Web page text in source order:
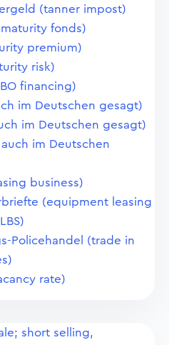
(tanner impost)
fonds)
premium)
risk)
financing)
im Deutschen gesagt)
im Deutschen gesagt)
im Deutschen
business)
(equipment leasing
Policehandel (trade in
rate)
short selling,